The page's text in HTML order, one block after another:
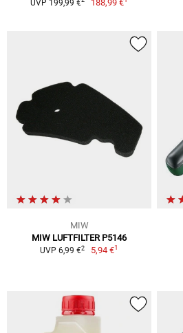
UVP 199,99 € 188,99 €
MIW
MIW LUFTFILTER P5146
UVP 6,99 €2 5,94 €1